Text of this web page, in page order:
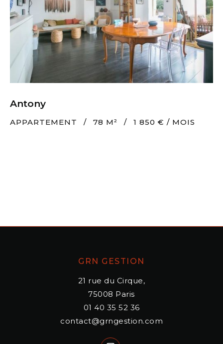
Antony
APPARTEMENT / 78 M² / 1 850 € / MOIS
GRN GESTION
21 rue du Cirque,
75008 Paris
01 40 35 52 36
contact@grngestion.com